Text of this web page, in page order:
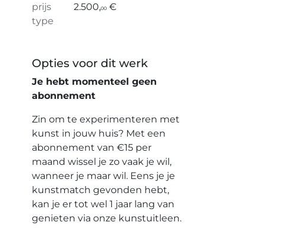
prijs
2.500,00 €
type
Opties voor dit werk
Je hebt momenteel geen
abonnement
Zin om te experimenteren met
kunst in jouw huis? Met een
abonnement van €15 per
maand wissel je zo vaak je wil,
wanneer je maar wil. Eens je je
kunstmatch gevonden hebt,
kan je er tot wel 1 jaar lang van
genieten via onze kunstuitleen.